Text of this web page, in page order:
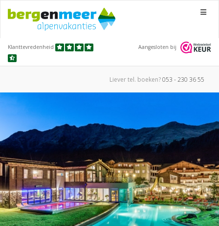
Menu
Klanttevredenheid Aangesloten bij
Liever tel. boeken?053 - 230 36 55